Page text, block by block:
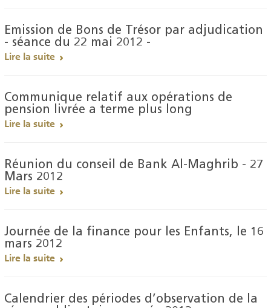
Emission de Bons de Trésor par adjudication
- séance du 22 mai 2012 -
Lire la suite
Communique relatif aux opérations de
pension livrée a terme plus long
Lire la suite
Réunion du conseil de Bank Al-Maghrib - 27
Mars 2012
Lire la suite
Journée de la finance pour les Enfants, le 16
mars 2012
Lire la suite
Calendrier des périodes d’observation de la